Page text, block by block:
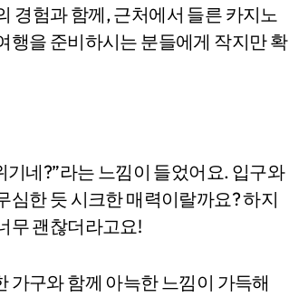
경험과 함께, 근처에서 들른 카지노
행을 준비하시는 분들에게 작지만 확
네?”라는 느낌이 들었어요. 입구와
심한 듯 시크한 매력이랄까요? 하지
무 괜찮더라고요!
가구와 함께 아늑한 느낌이 가득해